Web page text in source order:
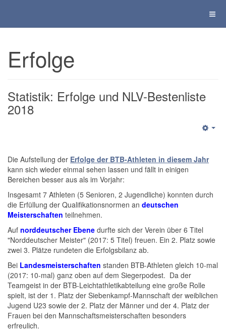
Erfolge
Statistik: Erfolge und NLV-Bestenliste
2018
Die Aufstellung der Erfolge der BTB-Athleten in diesem Jahr
kann sich wieder einmal sehen lassen und fällt in einigen
Bereichen besser aus als im Vorjahr:
Insgesamt 7 Athleten (5 Senioren, 2 Jugendliche) konnten durch
die Erfüllung der Qualifikationsnormen an deutschen
Meisterschaften teilnehmen.
Auf norddeutscher Ebene durfte sich der Verein über 6 Titel
"Norddeutscher Meister" (2017: 5 Titel) freuen. Ein 2. Platz sowie
zwei 3. Plätze rundeten die Erfolgsbilanz ab.
Bei Landesmeisterschaften standen BTB-Athleten gleich 10-mal
(2017: 10-mal) ganz oben auf dem Siegerpodest. Da der
Teamgeist in der BTB-Leichtathletikabteilung eine große Rolle
spielt, ist der 1. Platz der Siebenkampf-Mannschaft der weiblichen
Jugend U23 sowie der 2. Platz der Männer und der 4. Platz der
Frauen bei den Mannschaftsmeisterschaften besonders
erfreulich.